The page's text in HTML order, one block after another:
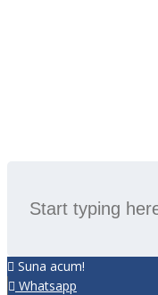
Suna acum!
Whatsapp